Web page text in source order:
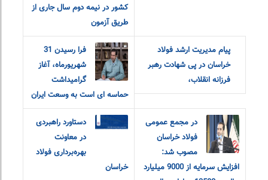
کشور در نیمه دوم سال جاری از
طریق آزمون
پیام مدیریت ارشد فولاد
خراسان در پی شهادت رهبر
فرزانه انقلاب،
فرا رسیدن 31
شهریورماه، آغاز
گرامیداشت
حماسه ای است به وسعت ایران
در مجمع عمومی
فولاد خراسان
مصوب شد:
افزایش سرمایه از 9000 میلیارد
دستاورد راهبردی
در معاونت
بهره‌برداری فولاد
خراسان